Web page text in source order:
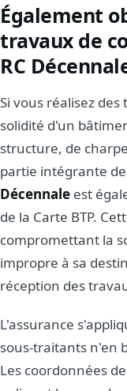
Également
travaux de
RC
Si vous réalisez
solidité d'un
structure, de
partie intégrante
Décennale est
de la Carte BTP.
compromettant la
impropre à sa
réception des
L'assurance
sous-traitants n'en
Les coordonnées